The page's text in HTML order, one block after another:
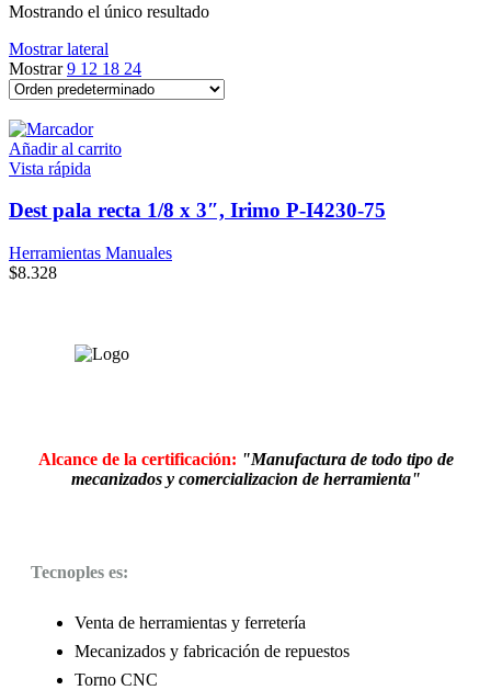
Mostrando el único resultado
Mostrar lateral
Mostrar9 12 18 24
Añadir al carrito
Vista rápida
Dest pala recta 1/8 x 3″, Irimo P-I4230-75
Herramientas Manuales
$8.328
Alcance de la certificación: "Manufactura de todo tipo de
mecanizados y comercializacion de herramienta"
Tecnoples es:
Venta de herramientas y ferretería
Mecanizados y fabricación de repuestos
Torno CNC